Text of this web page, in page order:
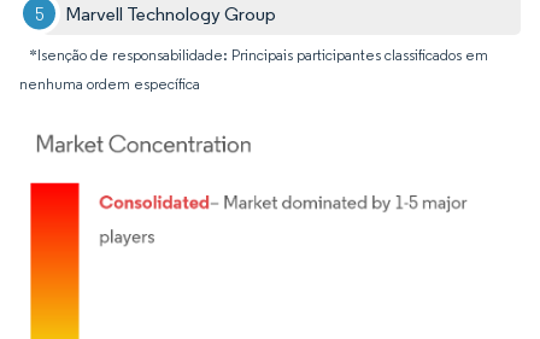
Marvell Technology Group
*Isenção de responsabilidade: Principais participantes classificados em
nenhuma ordem específica